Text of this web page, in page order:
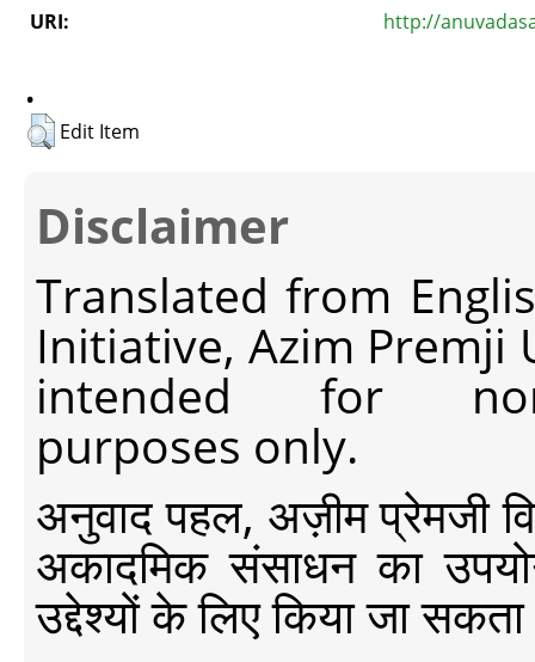
URI:
http://
.
Edit Item
Disclaimer
Translated from
Initiative, Azim Premji
intended for non-
purposes only.
अनुवाद पहल, अज़ीम प्रेमजी
अकादमिक संसाधन का
उद्देश्यों के लिए किया जा